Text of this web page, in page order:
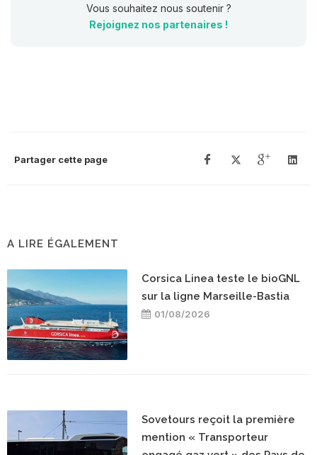
Vous souhaitez nous soutenir ?
Rejoignez nos partenaires !
Partager cette page
A LIRE ÉGALEMENT
Corsica Linea teste le bioGNL
sur la ligne Marseille-Bastia
01/08/2026
Sovetours reçoit la première
mention « Transporteur